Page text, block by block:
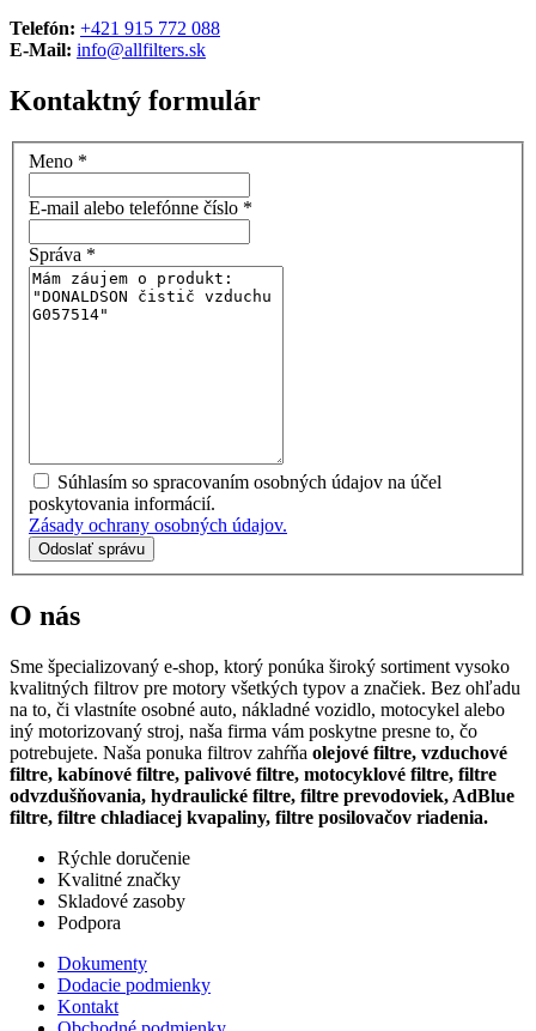
Telefón: +421 915 772 088
E-Mail: info@allfilters.sk
Kontaktný formulár
Meno *
E-mail alebo telefónne číslo *
Správa *
Súhlasím so spracovaním osobných údajov na účel
poskytovania informácií.
Zásady ochrany osobných údajov.
Odoslať správu
O nás
Sme špecializovaný e-shop, ktorý ponúka široký sortiment vysoko
kvalitných filtrov pre motory všetkých typov a značiek. Bez ohľadu
na to, či vlastníte osobné auto, nákladné vozidlo, motocykel alebo
iný motorizovaný stroj, naša firma vám poskytne presne to, čo
potrebujete. Naša ponuka filtrov zahŕňa olejové filtre, vzduchové
filtre, kabínové filtre, palivové filtre, motocyklové filtre, filtre
odvzdušňovania, hydraulické filtre, filtre prevodoviek, AdBlue
filtre, filtre chladiacej kvapaliny, filtre posilovačov riadenia.
Rýchle doručenie
Kvalitné značky
Skladové zasoby
Podpora
Dokumenty
Dodacie podmienky
Kontakt